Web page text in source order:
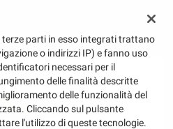
musicale integrato, Touch
in pelle, Volante multifunzione
parti in esso integrati trattano
o indirizzi IP) e fanno uso
necessari per il
delle finalità descritte
delle funzionalità del
Cliccando sul pulsante
l'utilizzo di queste tecnologie.